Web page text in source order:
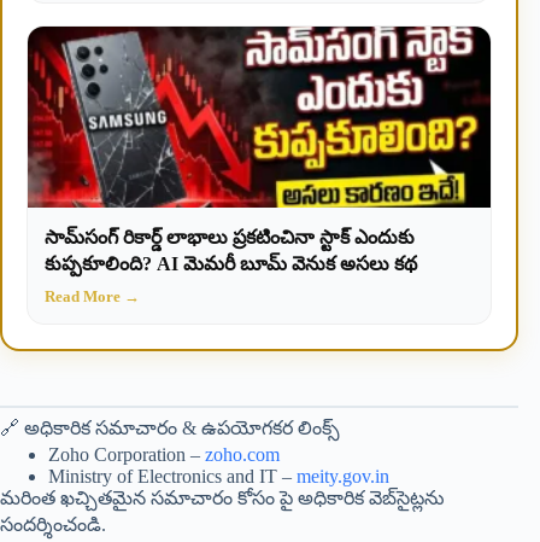
సామ్‌సంగ్ రికార్డ్ లాభాలు ప్రకటించినా స్టాక్ ఎందుకు
కుప్పకూలింది? AI మెమరీ బూమ్ వెనుక అసలు కథ
Read More →
🔗 అధికారిక సమాచారం & ఉపయోగకర లింక్స్
Zoho Corporation – zoho.com
Ministry of Electronics and IT – meity.gov.in
మరింత ఖచ్చితమైన సమాచారం కోసం పై అధికారిక వెబ్‌సైట్లను
సందర్శించండి.